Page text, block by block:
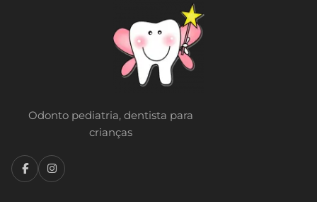
Odonto pediatria, dentista para
crianças